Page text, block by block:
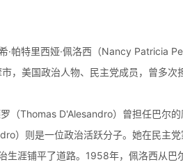
帕特里西娅·佩洛西（Nancy Patricia
，美国政治人物、民主党成员，曾多次
（Thomas D'Alesandro）曾担任巴尔
）则是一位政治活跃分子。她在民主
生涯铺平了道路。1958年，佩洛西从巴